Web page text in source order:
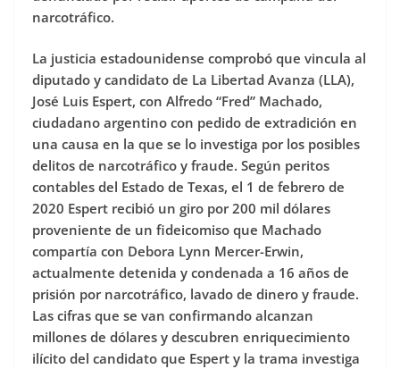
narcotráfico.
La justicia estadounidense comprobó que vincula al
diputado y candidato de La Libertad Avanza (LLA),
José Luis Espert, con Alfredo “Fred” Machado,
ciudadano argentino con pedido de extradición en
una causa en la que se lo investiga por los posibles
delitos de narcotráfico y fraude. Según peritos
contables del Estado de Texas, el 1 de febrero de
2020 Espert recibió un giro por 200 mil dólares
proveniente de un fideicomiso que Machado
compartía con Debora Lynn Mercer-Erwin,
actualmente detenida y condenada a 16 años de
prisión por narcotráfico, lavado de dinero y fraude.
Las cifras que se van confirmando alcanzan
millones de dólares y descubren enriquecimiento
ilícito del candidato que Espert y la trama investiga